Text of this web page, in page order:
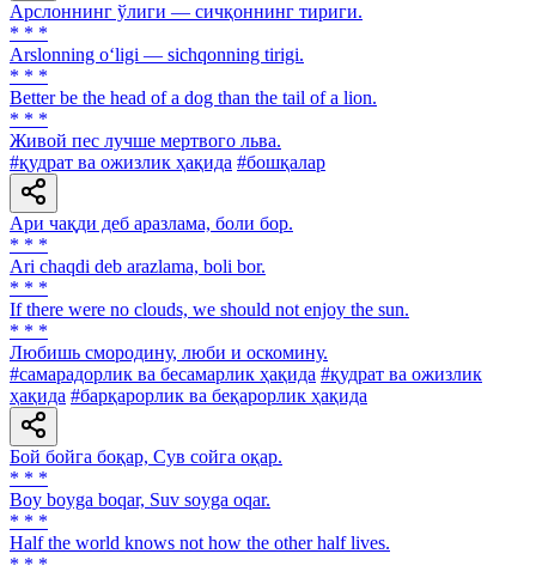
Арслоннинг ўлиги — сичқоннинг тириги.
* * *
Arslonning o‘ligi — sichqonning tirigi.
* * *
Better be the head of a dog than the tail of a lion.
* * *
Живой пес лучше мертвого льва.
#қудрат ва ожизлик ҳақида #бошқалар
Ари чақди деб аразлама, боли бор.
* * *
Ari chaqdi deb arazlama, boli bor.
* * *
If there were no clouds, we should not enjoy the sun.
* * *
Любишь смородину, люби и оскомину.
#самарадорлик ва бесамарлик ҳақида #қудрат ва ожизлик
ҳақида #барқарорлик ва беқарорлик ҳақида
Бой бойга боқар, Сув сойга оқар.
* * *
Boy boyga boqar, Suv soyga oqar.
* * *
Half the world knows not how the other half lives.